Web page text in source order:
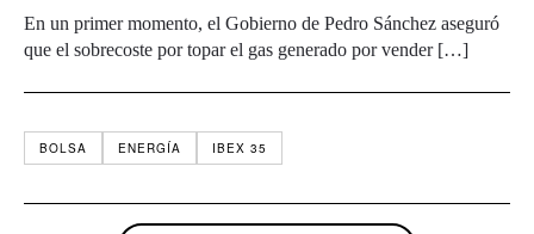
En un primer momento, el Gobierno de Pedro Sánchez aseguró
que el sobrecoste por topar el gas generado por vender […]
BOLSA ENERGÍA IBEX 35